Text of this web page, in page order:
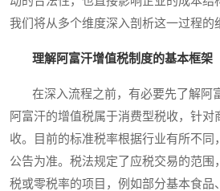
我们将从多个维度深入剖析这一过程的
理解阿富汗增值税制度的基本框架
在深入流程之前，有必要先了解阿富
阿富汗的增值税属于消费型税收，针对
收。目前的标准税率根据行业有所不同
公告为准。税法规定了应税交易的范围
税或零税率的项目，例如部分基本食品